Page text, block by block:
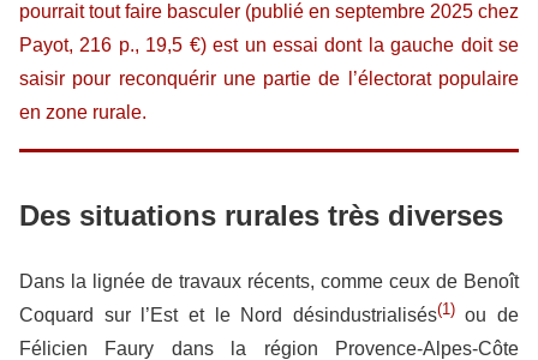
pourrait tout faire basculer (publié en septembre 2025 chez
Payot, 216 p., 19,5 €) est un essai dont la gauche doit se
saisir pour reconquérir une partie de l’électorat populaire
en zone rurale.
Des situations rurales très diverses
Dans la lignée de travaux récents, comme ceux de Benoît
Coquard sur l’Est et le Nord désindustrialisés(1)ou de
Félicien Faury dans la région Provence-Alpes-Côte